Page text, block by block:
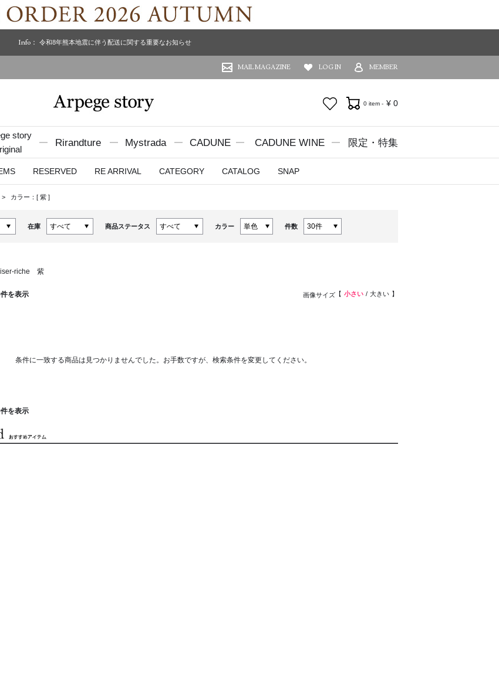
Info： 令和8年熊本地震に伴う配送に関する重要なお知らせ
MAIL MAGAZINE LOG IN MEMBER
お気に入り0 item - ¥ 0
story
Rirandture Mystrada CADUNE CADUNE WINE 限定・特集
RESERVED RE ARRIVAL CATEGORY CATALOG SNAP
カラー：[ 紫 ]
在庫 商品ステータス カラー 件数
riche 紫
件を表示 画像サイズ 小さい 大きい
条件に一致する商品は見つかりませんでした。お手数ですが、検索条件を変更してください。
件を表示